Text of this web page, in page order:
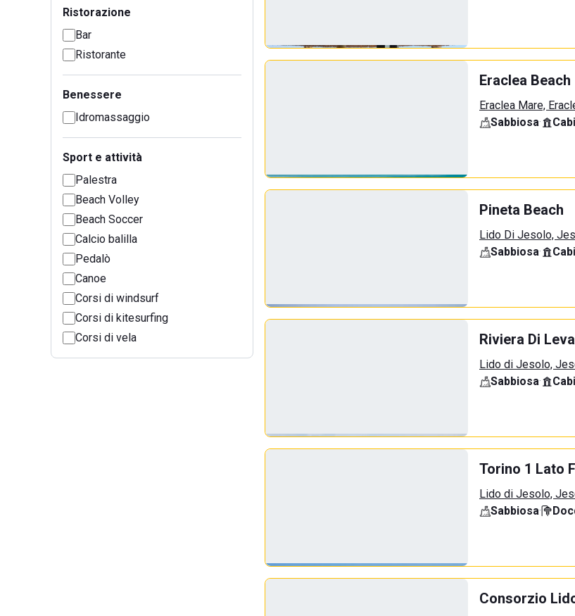
Ristorazione
Bar
Ristorante
Benessere
Idromassaggio
Sport e attività
Palestra
Beach Volley
Beach Soccer
Calcio balilla
Pedalò
Canoe
Corsi di windsurf
Corsi di kitesurfing
Corsi di vela
Eraclea Beach
Eraclea Mare,
Sabbiosa·
Pineta Beach
Lido Di Jesolo,
Sabbiosa·
Riviera Di
Lido di Jesolo,
Sabbiosa·
Torino 1 Lato
Lido di Jesolo,
Sabbiosa·
Consorzio